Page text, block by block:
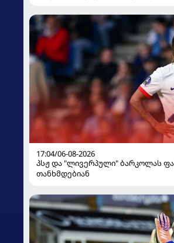
17:04/06-08-2026
პსჟ და "ლივერპული" ბარკოლას
თანხმდებიან